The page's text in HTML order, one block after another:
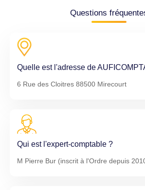
Questions
Quelle est l'adresse de
6 Rue des Cloitres 88500 Mirecourt
Qui est l'expert-comptable ?
M Pierre Bur (inscrit à l'Ordre depuis